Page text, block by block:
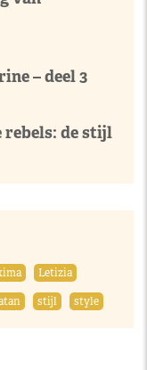
– deel 3
rebels: de stijl
Letizia
stijl style